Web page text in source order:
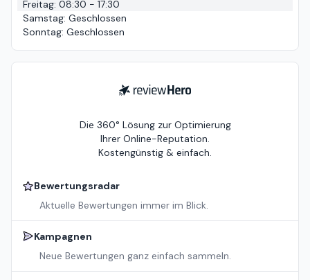
Freitag: 08:30 - 17:30
Samstag: Geschlossen
Sonntag: Geschlossen
ReviewHero
Die 360° Lösung zur Optimierung
Ihrer Online-Reputation.
Kostengünstig & einfach.
Bewertungsradar
Aktuelle Bewertungen immer im Blick.
Kampagnen
Neue Bewertungen ganz einfach sammeln.